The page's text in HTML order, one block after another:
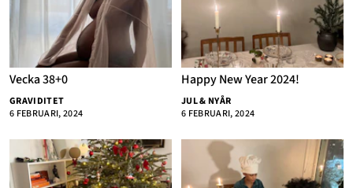
Vecka 38+0
GRAVIDITET
6 FEBRUARI, 2024
Happy New Year 2024!
JUL & NYÅR
6 FEBRUARI, 2024